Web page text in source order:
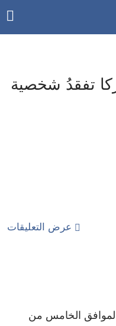
تفقدُ شخصية
عرض التعليقات
الخامس من